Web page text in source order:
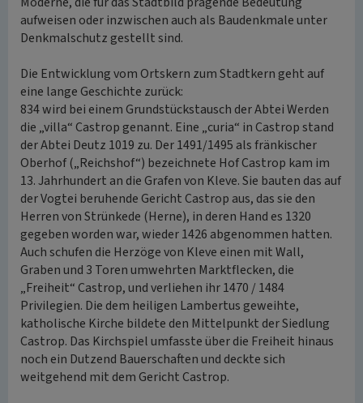
aufweisen oder inzwischen auch als Baudenkmale unter
Denkmalschutz gestellt sind.
Die Entwicklung vom Ortskern zum Stadtkern geht auf
eine lange Geschichte zurück:
834 wird bei einem Grundstückstausch der Abtei Werden
die „villa“ Castrop genannt. Eine „curia“ in Castrop stand
der Abtei Deutz 1019 zu. Der 1491/1495 als fränkischer
Oberhof („Reichshof“) bezeichnete Hof Castrop kam im
13. Jahrhundert an die Grafen von Kleve. Sie bauten das auf
der Vogtei beruhende Gericht Castrop aus, das sie den
Herren von Strünkede (Herne), in deren Hand es 1320
gegeben worden war, wieder 1426 abgenommen hatten.
Auch schufen die Herzöge von Kleve einen mit Wall,
Graben und 3 Toren umwehrten Marktflecken, die
„Freiheit“ Castrop, und verliehen ihr 1470 / 1484
Privilegien. Die dem heiligen Lambertus geweihte,
katholische Kirche bildete den Mittelpunkt der Siedlung
Castrop. Das Kirchspiel umfasste über die Freiheit hinaus
noch ein Dutzend Bauerschaften und deckte sich
weitgehend mit dem Gericht Castrop.